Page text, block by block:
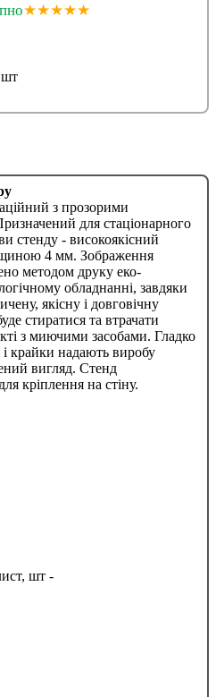
★★★★★
шт
з прозорими
для стаціонарного
стенду - високоякісний
4 мм. Зображення
методом друку еко-
обладнанні, завдяки
якісну і довговічну
стиратися та втрачати
з миючими засобами. Гладко
і крайки надають виробу
вигляд. Стенд
кріплення на стіну.
шт -